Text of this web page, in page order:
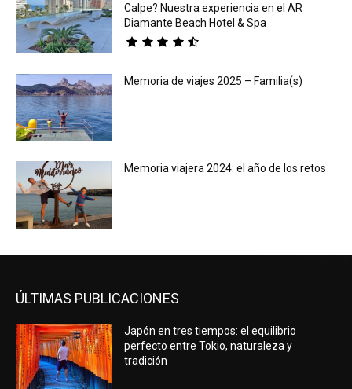
Calpe? Nuestra experiencia en el AR
Diamante Beach Hotel & Spa
Memoria de viajes 2025 – Familia(s)
Memoria viajera 2024: el año de los retos
ÚLTIMAS PUBLICACIONES
Japón en tres tiempos: el equilibrio
perfecto entre Tokio, naturaleza y
tradición